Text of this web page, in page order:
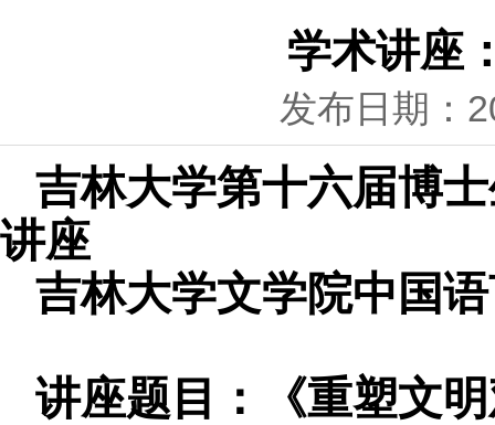
学术讲座
发布日期：
吉林大学第十六届博
讲座
吉林大学文学院中国
讲座题目：《重塑文